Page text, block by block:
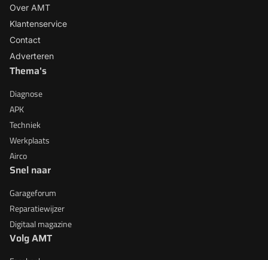
Over AMT
Klantenservice
Contact
Adverteren
Thema's
Diagnose
APK
Techniek
Werkplaats
Airco
Snel naar
Garageforum
Reparatiewijzer
Digitaal magazine
Volg AMT